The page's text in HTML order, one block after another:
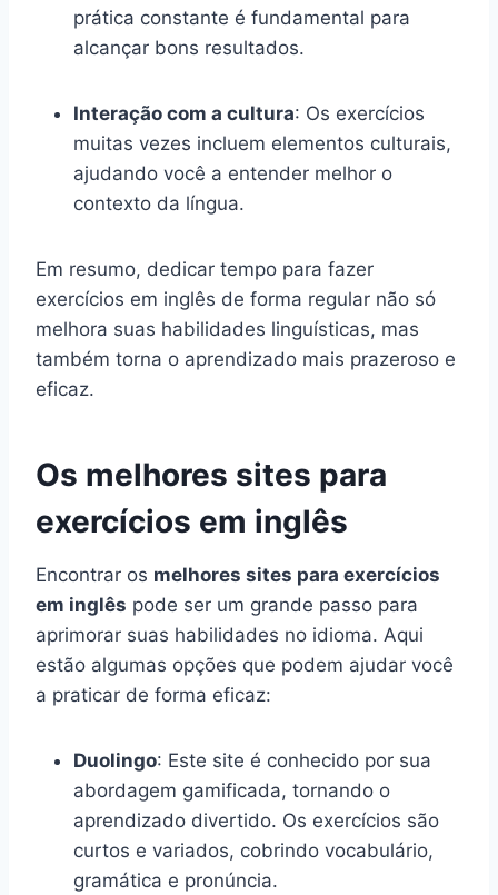
prática constante é fundamental para
alcançar bons resultados.
Interação com a cultura: Os exercícios
muitas vezes incluem elementos culturais,
ajudando você a entender melhor o
contexto da língua.
Em resumo, dedicar tempo para fazer
exercícios em inglês de forma regular não só
melhora suas habilidades linguísticas, mas
também torna o aprendizado mais prazeroso e
eficaz.
Os melhores sites para
exercícios em inglês
Encontrar os melhores sites para exercícios
em inglês pode ser um grande passo para
aprimorar suas habilidades no idioma. Aqui
estão algumas opções que podem ajudar você
a praticar de forma eficaz:
Duolingo: Este site é conhecido por sua
abordagem gamificada, tornando o
aprendizado divertido. Os exercícios são
curtos e variados, cobrindo vocabulário,
gramática e pronúncia.